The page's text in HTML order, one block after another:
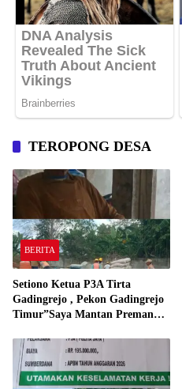
TEROPONG DESA
BERITA
Setiono Ketua P3A Tirta
Gadingrejo , Pekon Gadingrejo
Timur”Saya Mantan Preman
Gadingrejo Tahun 2000″